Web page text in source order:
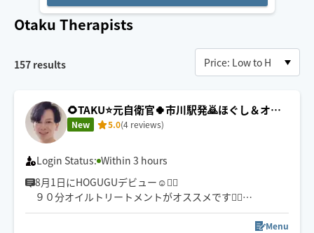
Otaku Therapists
157 results
🌻TAKU⭐️元自衛官🍀市川駅発🙇ほぐし＆オイ
ルケアがオススメです✨️
New 5.0(4 reviews)
Login Status: Within 3 hours
8月1日にHOGUGUデビュー☺🙇‍♂️
９０分オイルトリートメントがオススメです🙇‍♂️
深部までアプローチ【安眠オイル】忙しい日常を忘れ、
Menu